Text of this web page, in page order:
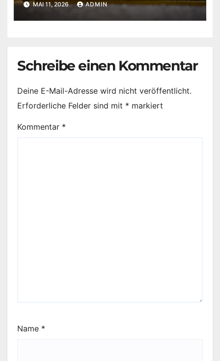
MAI 11, 2026 ADMIN
Schreibe einen Kommentar
Deine E-Mail-Adresse wird nicht veröffentlicht.
Erforderliche Felder sind mit * markiert
Kommentar *
Name *